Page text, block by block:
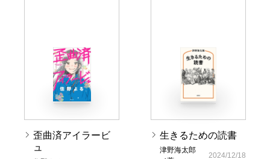
歪曲済アイラービ
ュ
生きるための読書
津野海太郎
2024/12/18